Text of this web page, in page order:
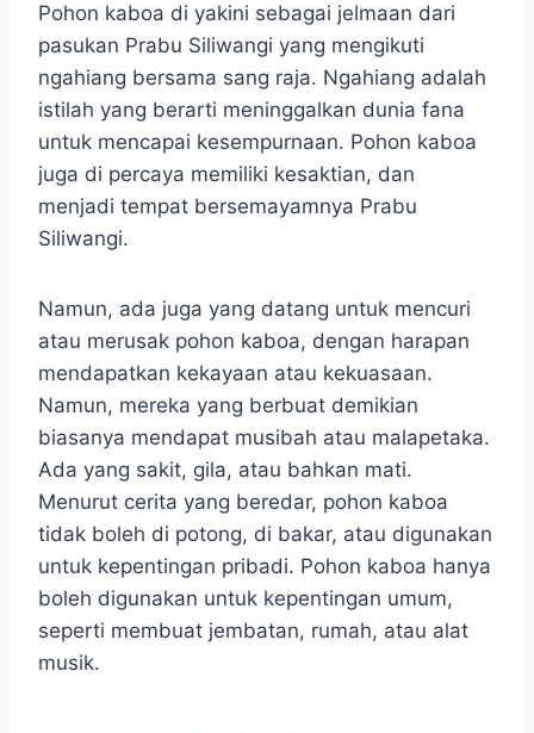
Pohon kaboa di yakini sebagai jelmaan dari
pasukan Prabu Siliwangi yang mengikuti
ngahiang bersama sang raja. Ngahiang adalah
istilah yang berarti meninggalkan dunia fana
untuk mencapai kesempurnaan. Pohon kaboa
juga di percaya memiliki kesaktian, dan
menjadi tempat bersemayamnya Prabu
Siliwangi.
Namun, ada juga yang datang untuk mencuri
atau merusak pohon kaboa, dengan harapan
mendapatkan kekayaan atau kekuasaan.
Namun, mereka yang berbuat demikian
biasanya mendapat musibah atau malapetaka.
Ada yang sakit, gila, atau bahkan mati.
Menurut cerita yang beredar, pohon kaboa
tidak boleh di potong, di bakar, atau digunakan
untuk kepentingan pribadi. Pohon kaboa hanya
boleh digunakan untuk kepentingan umum,
seperti membuat jembatan, rumah, atau alat
musik.